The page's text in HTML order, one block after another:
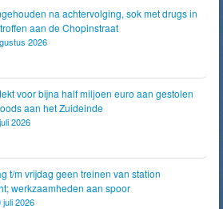
na achtervolging, sok met drugs in
aan de Chopinstraat
2026
voor bijna half miljoen euro aan gestolen
aan het Zuideinde
2026
t/m vrijdag geen treinen van station
werkzaamheden aan spoor
juli 2026